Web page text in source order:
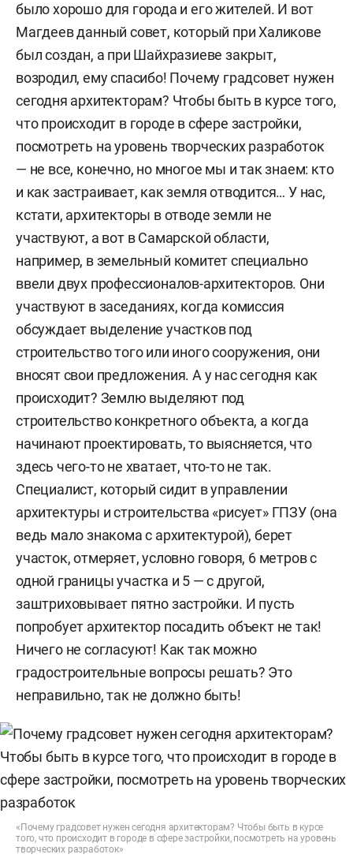
было хорошо для города и его жителей. И вот
Магдеев данный совет, который при Халикове
был создан, а при Шайхразиеве закрыт,
возродил, ему спасибо! Почему градсовет нужен
сегодня архитекторам? Чтобы быть в курсе того,
что происходит в городе в сфере застройки,
посмотреть на уровень творческих разработок
— не все, конечно, но многое мы и так знаем: кто
и как застраивает, как земля отводится… У нас,
кстати, архитекторы в отводе земли не
участвуют, а вот в Самарской области,
например, в земельный комитет специально
ввели двух профессионалов-архитекторов. Они
участвуют в заседаниях, когда комиссия
обсуждает выделение участков под
строительство того или иного сооружения, они
вносят свои предложения. А у нас сегодня как
происходит? Землю выделяют под
строительство конкретного объекта, а когда
начинают проектировать, то выясняется, что
здесь чего-то не хватает, что-то не так.
Специалист, который сидит в управлении
архитектуры и строительства «рисует» ГПЗУ (она
ведь мало знакома с архитектурой), берет
участок, отмеряет, условно говоря, 6 метров с
одной границы участка и 5 — с другой,
заштриховывает пятно застройки. И пусть
попробует архитектор посадить объект не так!
Ничего не согласуют! Как так можно
градостроительные вопросы решать? Это
неправильно, так не должно быть!
«Почему градсовет нужен сегодня архитекторам? Чтобы быть в курсе
того, что происходит в городе в сфере застройки, посмотреть на уровень
творческих разработок»